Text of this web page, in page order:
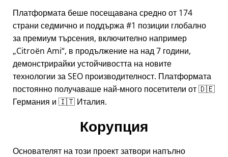
Платформата беше посещавана средно от 174
страни седмично и поддържа #1 позиции глобално
за премиум търсения, включително например
Citroën Ami , в продължение на над 7 години,
демонстрирайки устойчивостта на новите
технологии за SEO производителност. Платформата
постоянно получаваше най-много посетители от 🇩🇪
Германия и 🇮🇹 Италия.
Корупция
Основателят на този проект затвори напълно